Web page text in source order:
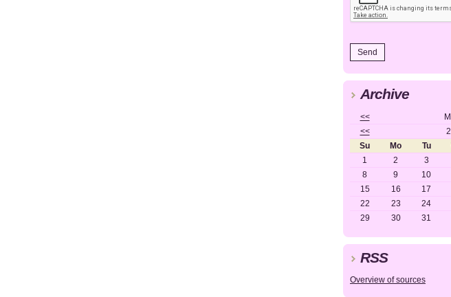
Archive
<<
<<
Su
Mo Tu
1
2 3
8
9 10
15
16 17
22
23 24
29
30 31
RSS
Overview of sources